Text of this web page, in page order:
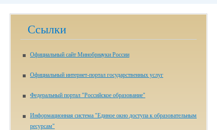
Ссылки
Официальный сайт Минобрнауки России
Официальный интернет-портал государственных услуг
Федеральный портал "Российское образование"
Информационная система "Единое окно доступа к образовательным
ресурсам"